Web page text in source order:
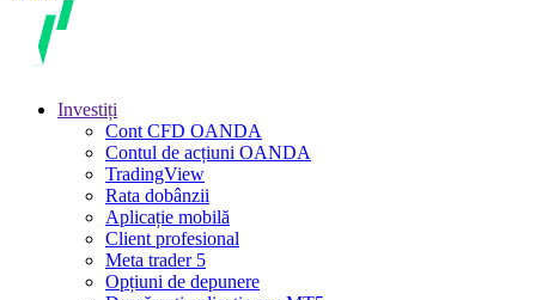
Investiți
Cont CFD OANDA
Contul de acțiuni OANDA
TradingView
Rata dobânzii
Aplicație mobilă
Client profesional
Meta trader 5
Opțiuni de depunere